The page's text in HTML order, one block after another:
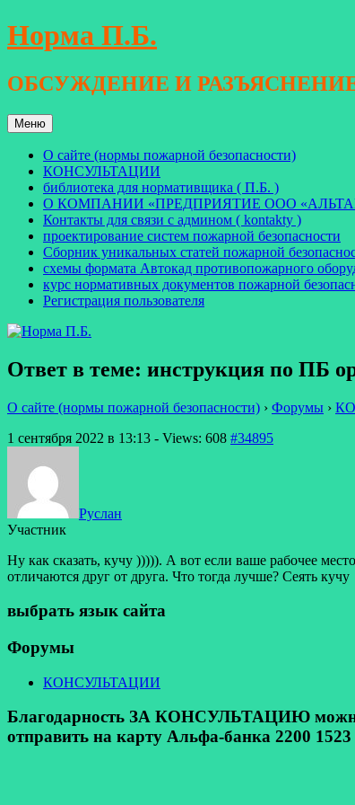
Перейти
к
Норма П.Б.
ОБСУЖДЕНИЕ И
Меню
О сайте (нормы пожарной безопасности)
КОНСУЛЬТАЦИИ
библиотека для нормативщика ( П.Б. )
О КОМПАНИИ «ПРЕДПРИЯТИЕ ООО
Контакты для связи с админом ( kontakty )
проектирование систем пожарной безопасности
Сборник уникальных статей пожарной
схемы формата Автокад противопожарного
курс нормативных документов пожарной
Регистрация пользователя
Ответ в теме: инструкция по ПБ
О сайте (нормы пожарной безопасности) › Форумы ›
1 сентября 2022 в 13:13 - Views: 608 #34895
Руслан
Участник
Ну как сказать, кучу ))))). А вот если ваше рабочее
отличаются друг от друга. Что тогда лучше? Сеять
выбрать язык сайта
Форумы
КОНСУЛЬТАЦИИ
Благодарность ЗА КОНСУЛЬТАЦИЮ можно
отправить на карту Альфа-банка 2200